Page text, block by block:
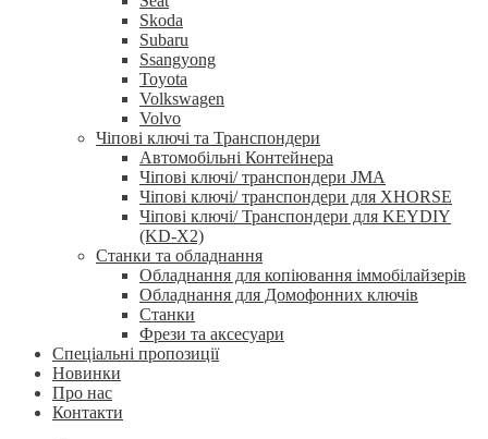
Skoda
Subaru
Ssangyong
Toyota
Volkswagen
Volvo
Чіпові ключі та Транспондери
Автомобільні Контейнера
Чіпові ключі/ транспондери JMA
Чіпові ключі/ транспондери для XHORSE
Чіпові ключі/ Транспондери для KEYDIY
(KD-X2)
Станки та обладнання
Обладнання для копіювання іммобілайзерів
Обладнання для Домофонних ключів
Станки
Фрези та аксесуари
Спеціальні пропозиції
Новинки
Про нас
Контакти